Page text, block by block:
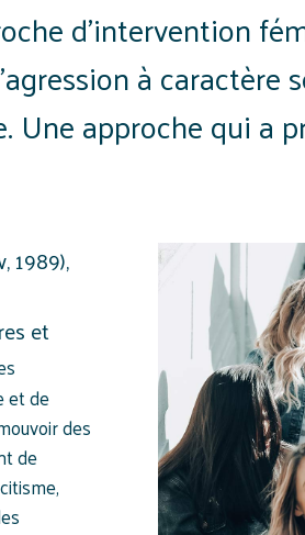
d’intervention
à caractère
approche qui a
1989),
et
et de
des
de